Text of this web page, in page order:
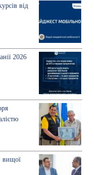
від
2026
вищої